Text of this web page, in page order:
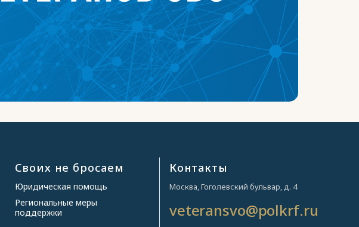
Своих не бросаем
Юридическая помощь
Региональные меры
поддержки
Контакты
Москва, Гоголевский бульвар, д. 4
veteransvo@polkrf.ru